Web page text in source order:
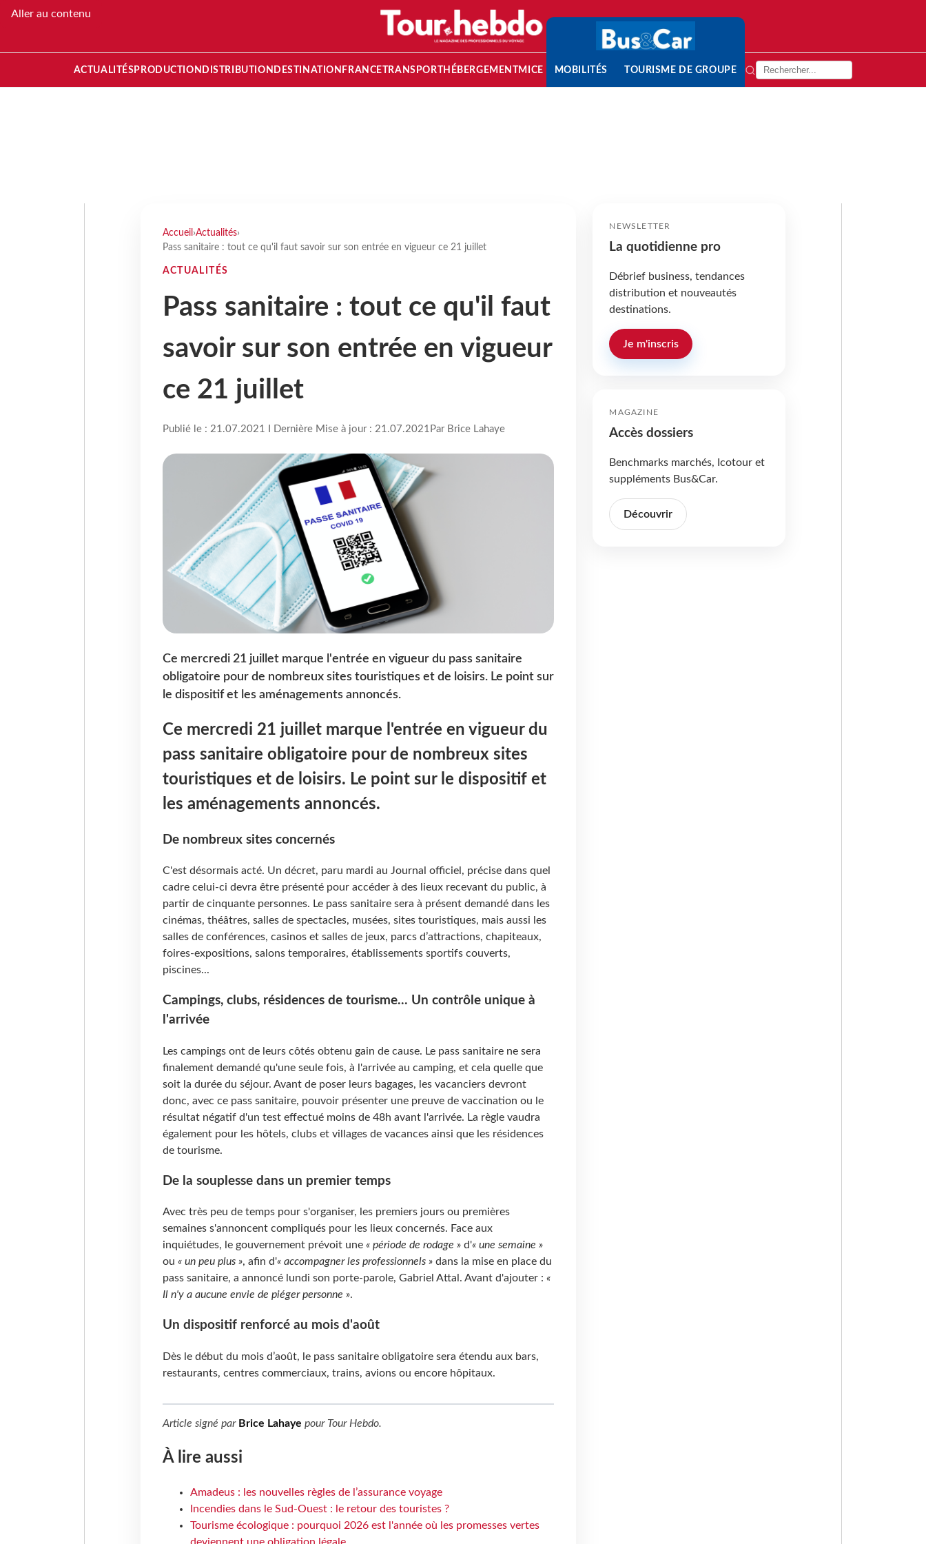
Aller au contenu
ACTUALITÉS PRODUCTION DISTRIBUTION DESTINATION FRANCETRANSPORT HÉBERGEMENTMICE MOBILITÉS TOURISME DE GROUPE
Accueil ›Actualités›
Pass sanitaire : tout ce qu'il faut savoir sur son entrée en vigueur ce 21 juillet
ACTUALITÉS
Pass sanitaire : tout ce qu'il faut
savoir sur son entrée en vigueur
ce 21 juillet
Publié le : 21.07.2021 I Dernière Mise à jour : 21.07.2021 Par Brice Lahaye
Ce mercredi 21 juillet marque l'entrée en vigueur du pass sanitaire
obligatoire pour de nombreux sites touristiques et de loisirs. Le point sur
le dispositif et les aménagements annoncés.
Ce mercredi 21 juillet marque l'entrée en vigueur du
pass sanitaire obligatoire pour de nombreux sites
touristiques et de loisirs. Le point sur le dispositif et
les aménagements annoncés.
De nombreux sites concernés
C'est désormais acté. Un décret, paru mardi au Journal officiel, précise dans quel
cadre celui-ci devra être présenté pour accéder à des lieux recevant du public, à
partir de cinquante personnes. Le pass sanitaire sera à présent demandé dans les
cinémas, théâtres, salles de spectacles, musées, sites touristiques, mais aussi les
salles de conférences, casinos et salles de jeux, parcs d’attractions, chapiteaux,
foires-expositions, salons temporaires, établissements sportifs couverts,
piscines...
Campings, clubs, résidences de tourisme... Un contrôle unique à
l'arrivée
Les campings ont de leurs côtés obtenu gain de cause. Le pass sanitaire ne sera
finalement demandé qu'une seule fois, à l'arrivée au camping, et cela quelle que
soit la durée du séjour. Avant de poser leurs bagages, les vacanciers devront
donc, avec ce pass sanitaire, pouvoir présenter une preuve de vaccination ou le
résultat négatif d'un test effectué moins de 48h avant l'arrivée. La règle vaudra
également pour les hôtels, clubs et villages de vacances ainsi que les résidences
de tourisme.
De la souplesse dans un premier temps
Avec très peu de temps pour s'organiser, les premiers jours ou premières
semaines s'annoncent compliqués pour les lieux concernés. Face aux
inquiétudes, le gouvernement prévoit une « période de rodage »d'« une semaine »
ou « un peu plus », afin d'« accompagner les professionnels »dans la mise en place du
pass sanitaire, a annoncé lundi son porte-parole, Gabriel Attal. Avant d'ajouter : «
Il n'y a aucune envie de piéger personne ».
Un dispositif renforcé au mois d'août
Dès le début du mois d’août, le pass sanitaire obligatoire sera étendu aux bars,
restaurants, centres commerciaux, trains, avions ou encore hôpitaux.
Article signé par Brice Lahaye pour Tour Hebdo.
À lire aussi
Amadeus : les nouvelles règles de l’assurance voyage
Incendies dans le Sud-Ouest : le retour des touristes ?
Tourisme écologique : pourquoi 2026 est l'année où les promesses vertes
deviennent une obligation légale
NEWSLETTER
La quotidienne pro
Débrief business, tendances
distribution et nouveautés
destinations.
Je m'inscris
MAGAZINE
Accès dossiers
Benchmarks marchés, Icotour et
suppléments Bus&Car.
Découvrir